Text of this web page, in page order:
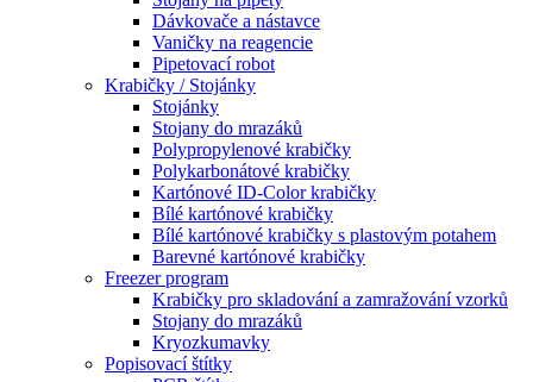
Dávkovače a nástavce
Vaničky na reagencie
Pipetovací robot
Krabičky / Stojánky
Stojánky
Stojany do mrazáků
Polypropylenové krabičky
Polykarbonátové krabičky
Kartónové ID-Color krabičky
Bílé kartónové krabičky
Bílé kartónové krabičky s plastovým potahem
Barevné kartónové krabičky
Freezer program
Krabičky pro skladování a zamražování vzorků
Stojany do mrazáků
Kryozkumavky
Popisovací štítky